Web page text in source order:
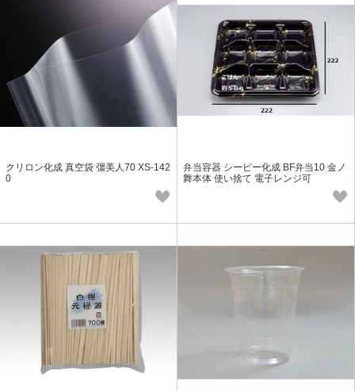
クリロン化成 真空袋 彊美人70 XS-142
0
弁当容器 シーピー化成 BF弁当10 金ノ
舞本体 使い捨て 電子レンジ可